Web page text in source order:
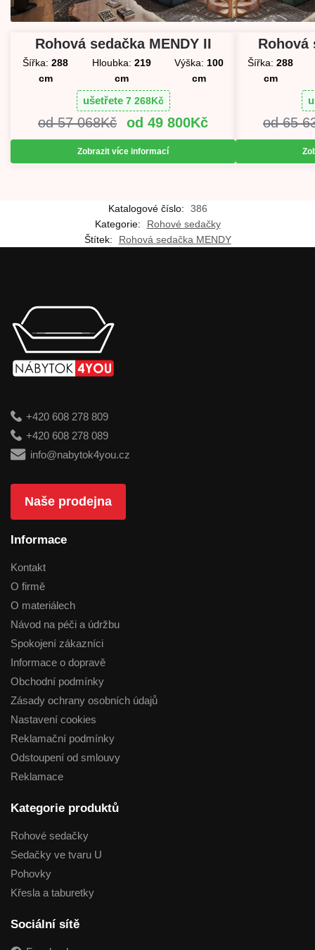
Rohová sedačka MENDY II
Šířka: 288
cm
Hloubka: 219
cm
Výška: 100
cm
ušetřete 7 268Kč
57 068Kč 49 800Kč
Zobrazit více informací
Rohová
Šířka: 288
cm
65
Katalogové číslo:
386
Kategorie:
Rohové sedačky
Štítek:
Rohová sedačka MENDY
+420 608 278 809
+420 608 278 089
info@nabytok4you.cz
Naše prodejna
Informace
Kontakt
O firmě
O materiálech
Návod na péči a údržbu
Spokojení zákazníci
Informace o dopravě
Obchodní podmínky
Zásady ochrany osobních údajů
Nastavení cookies
Reklamační podmínky
Odstoupení od smlouvy
Reklamace
Kategorie produktů
Rohové sedačky
Sedačky ve tvaru U
Pohovky
Křesla a taburetky
Sociální sítě